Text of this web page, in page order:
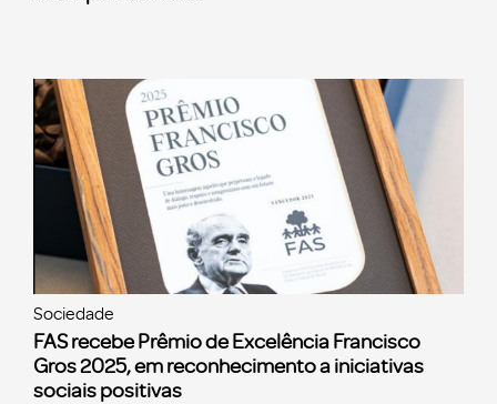
Sociedade
FAS recebe Prêmio de Excelência Francisco
Gros 2025, em reconhecimento a iniciativas
sociais positivas